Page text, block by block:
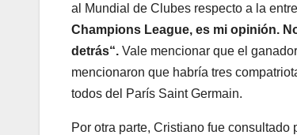
al Mundial de Clubes respecto a la
Champions League, es mi opinión.
detrás“. Vale mencionar que el
mencionaron que habría tres
todos del París Saint Germain.
Por otra parte, Cristiano fue